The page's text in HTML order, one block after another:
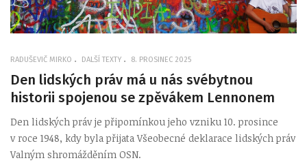
RADUŠEVIČ MIRKO DALŠÍ TEXTY 8. PROSINEC 2025
Den lidských práv má u nás svébytnou
historii spojenou se zpěvákem Lennonem
Den lidských práv je připomínkou jeho vzniku 10. prosince
v roce 1948, kdy byla přijata Všeobecné deklarace lidských práv
Valným shromážděním OSN.